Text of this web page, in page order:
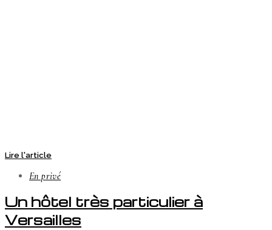
Lire l'article
En privé
Un hôtel très particulier à
Versailles